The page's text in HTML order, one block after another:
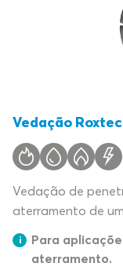
Vedação Roxtec
Vedação de
aterramento de
Para
aterramento.